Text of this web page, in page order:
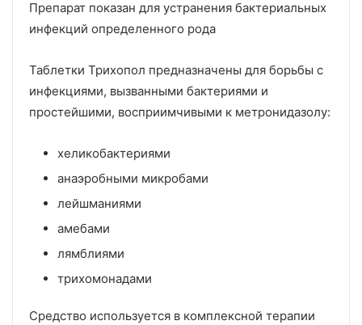
Препарат показан для устранения бактериальных
инфекций определенного рода
Таблетки Трихопол предназначены для борьбы с
инфекциями, вызванными бактериями и
простейшими, восприимчивыми к метронидазолу:
хеликобактериями
анаэробными микробами
лейшманиями
амебами
лямблиями
трихомонадами
Средство используется в комплексной терапии